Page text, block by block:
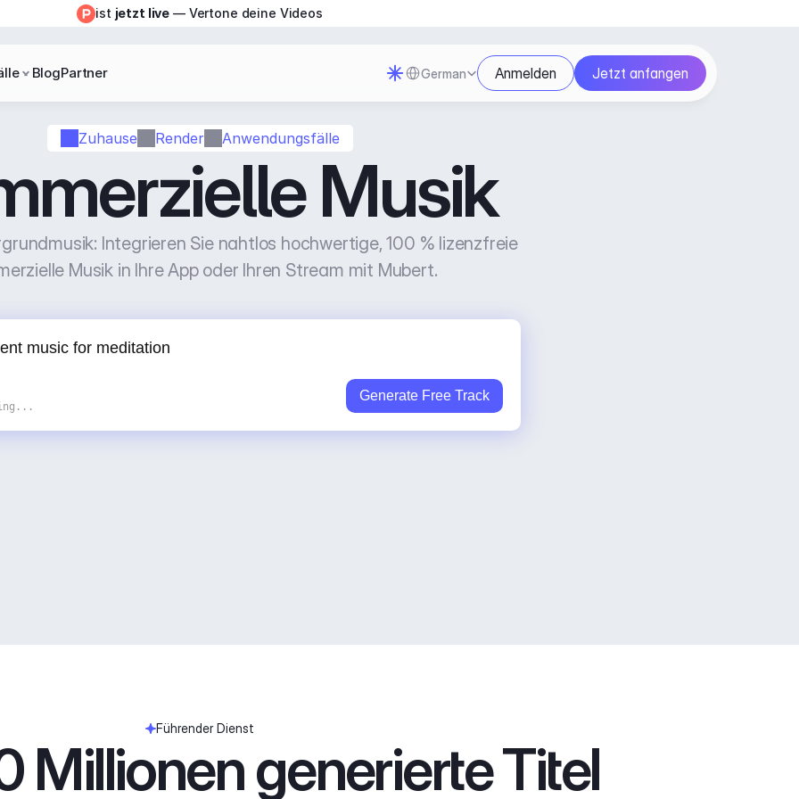
Zuhause Render Anwendungsfälle
Musik
Integrieren Sie nahtlos hochwertige, 100 % lizenzfreie
Musik in Ihre App oder Ihren Stream mit Mubert.
Generate Free Track
Führender Dienst
Millionen generierte Titel
ist jetzt live — Vertone deine Videos
BlogPartner Select Language
German Anmelden Jetzt anfangen